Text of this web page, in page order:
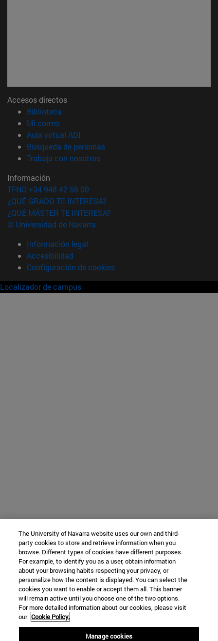
Accesos directos
Biblioteca
Mi correo(abre en nueva ventana)
Aula virtual ADI
Búsqueda de personas(abre en nueva ventana)
Trabaja con nosotros(abre en nueva ventana)
Información
TFNO +34 948 42 56 00
¿QUÉ GRADO TE INTERESA?
¿QUÉ MÁSTER TE INTERESA?
© Universidad de Navarra
Información legal
Accesibilidad
Configuración de cookies
Localizador de campus
The University of Navarra website uses our own and third-
party cookies to store and retrieve information when you
browse. Different types of cookies have different purposes.
For example, to identify you as a user, obtain information
about your browsing habits respecting your privacy, or
personalize how the content is displayed. You can select the
cookies you want to enable or accept them all. This banner
will remain active until you choose one of the two options.
For more detailed information about our cookies, please visit
our Cookie Policy.
Manage cookies